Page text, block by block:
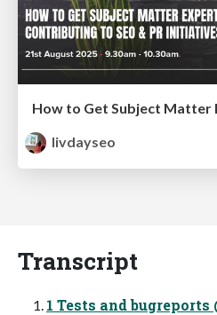
livdayseo
Transcript
1 Tests and bugreports